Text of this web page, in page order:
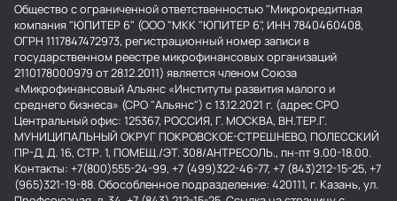
Общество с ограниченной ответственностью "Микрокредитная
компания "ЮПИТЕР 6" (ООО "МКК "ЮПИТЕР 6", ИНН 7840460408,
ОГРН 1117847472973, регистрационный номер записи в
государственном реестре микрофинансовых организаций
2110178000979 от 28.12.2011) является членом Союза
«Микрофинансовый Альянс «Институты развития малого и
среднего бизнеса» (СРО "Альянс") с 13.12.2021 г. (адрес СРО
Центральный офис: 125367, РОССИЯ, Г. МОСКВА, ВН.ТЕР.Г.
МУНИЦИПАЛЬНЫЙ ОКРУГ ПОКРОВСКОЕ-СТРЕШНЕВО, ПОЛЕССКИЙ
ПР-Д, Д. 16, СТР. 1, ПОМЕЩ./ЭТ. 308/АНТРЕСОЛЬ., пн-пт 9.00-18.00.
Контакты: +7(800)555-24-99, +7 (499)322-46-77, +7 (843)212-15-25, +7
(965)321-19-88. Обособленное подразделение: 420111, г. Казань, ул.